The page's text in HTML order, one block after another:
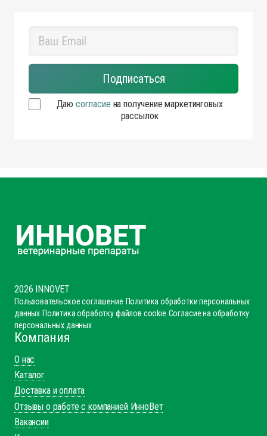
2026 INNOVET
Пользовательское соглашение
данных Политика обработку файлов cookie
персональных данных
Компания
О нас